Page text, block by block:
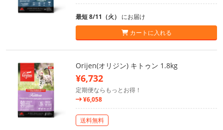
最短 8/11（火） にお届け
カートに入れる
Orijen(オリジン) キトゥン 1.8kg
¥6,732
定期便ならもっとお得！
¥6,058
送料無料